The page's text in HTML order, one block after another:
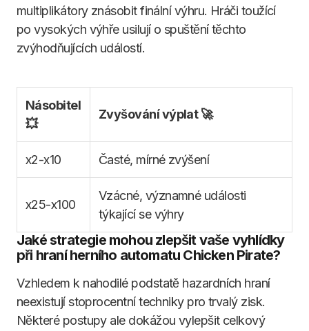
multiplikátory znásobit finální výhru. Hráči toužící
po vysokých výhře usilují o spuštění těchto
zvýhodňujících událostí.
Násobitel
💥
Zvyšování výplat 🚀
x2-x10 Časté, mírné zvýšení
x25-x100
Vzácné, významné události
týkající se výhry
Jaké strategie mohou zlepšit vaše vyhlídky
při hraní herního automatu Chicken Pirate?
Vzhledem k nahodilé podstatě hazardních hraní
neexistují stoprocentní techniky pro trvalý zisk.
Některé postupy ale dokážou vylepšit celkový